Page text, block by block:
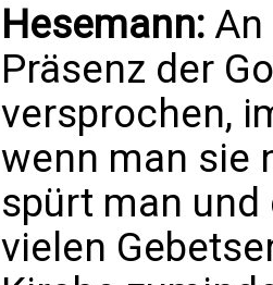
Hesemann: An
Präsenz der
versprochen,
wenn man sie
spürt man
vielen